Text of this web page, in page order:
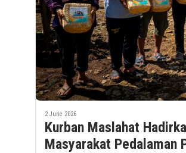
2 June 2026
Kurban Maslahat
Masyarakat Pedalaman